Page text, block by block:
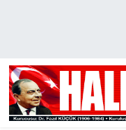
Hava Durumu
Trafik Durumu